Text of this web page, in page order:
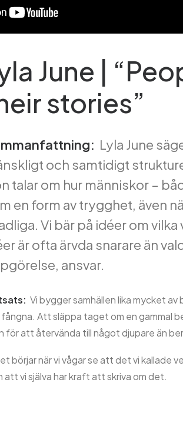
June |
stories”
Lyla June
och samtidigt
talar om hur människor –
en form av trygghet, även
Vi bär på idéer om
är ofta ärvda snarare än
ansvar.
Vi bygger samhällen lika mycket
Att släppa taget om en gammal
för att återvända till något djupare än
börjar när vi vågar se att det vi kallade
att vi själva har kraft att skriva om det.